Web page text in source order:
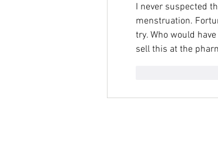
I never suspected
menstruation.
try. Who would
sell this at the